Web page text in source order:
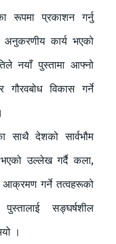
रूपमा प्रकाशन गर्नु
कार्य भएको
नयाँ पुस्तामा आफ्नो
गौरवबोध विकास गर्ने
साथै देशको सार्वभौम
उल्लेख गर्दै कला,
आक्रमण गर्ने तत्वहरूको
सङ्घर्षशील
।